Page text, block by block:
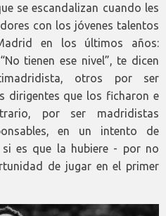
se escandalizan cuando les
con los jóvenes talentos
en los últimos años:
tienen ese nivel”, te dicen
otros por ser
dirigentes que los ficharon e
por ser madridistas
en un intento de
es que la hubiere - por no
de jugar en el primer